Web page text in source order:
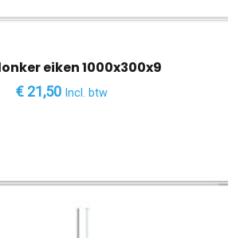
eiken 1000x300x9
€21,50 Incl. btw